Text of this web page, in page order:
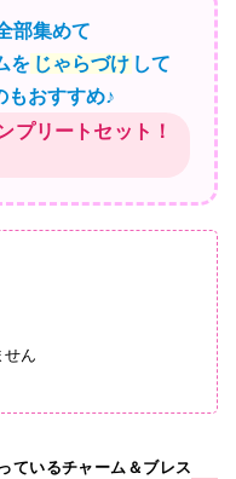
部集めて
を じゃらづけ して
もおすすめ♪
プリートセット！
せん
ているチャーム＆ブレス